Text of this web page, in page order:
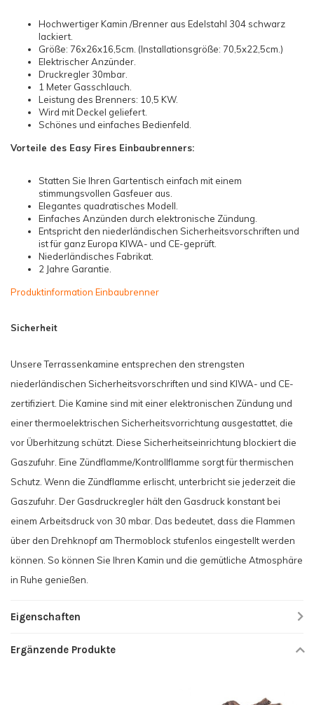
Hochwertiger Kamin /Brenner aus Edelstahl 304 schwarz
lackiert.
Größe: 76x26x16,5cm. (Installationsgröße: 70,5x22,5cm.)
Elektrischer Anzünder.
Druckregler 30mbar.
1 Meter Gasschlauch.
Leistung des Brenners: 10,5 KW.
Wird mit Deckel geliefert.
Schönes und einfaches Bedienfeld.
Vorteile des Easy Fires Einbaubrenners:
Statten Sie Ihren Gartentisch einfach mit einem
stimmungsvollen Gasfeuer aus.
Elegantes quadratisches Modell.
Einfaches Anzünden durch elektronische Zündung.
Entspricht den niederländischen Sicherheitsvorschriften und
ist für ganz Europa KIWA- und CE-geprüft.
Niederländisches Fabrikat.
2 Jahre Garantie.
Produktinformation Einbaubrenner
Sicherheit
Unsere Terrassenkamine entsprechen den strengsten
niederländischen Sicherheitsvorschriften und sind KIWA- und CE-
zertifiziert. Die Kamine sind mit einer elektronischen Zündung und
einer thermoelektrischen Sicherheitsvorrichtung ausgestattet, die
vor Überhitzung schützt. Diese Sicherheitseinrichtung blockiert die
Gaszufuhr. Eine Zündflamme/Kontrollflamme sorgt für thermischen
Schutz. Wenn die Zündflamme erlischt, unterbricht sie jederzeit die
Gaszufuhr. Der Gasdruckregler hält den Gasdruck konstant bei
einem Arbeitsdruck von 30 mbar. Das bedeutet, dass die Flammen
über den Drehknopf am Thermoblock stufenlos eingestellt werden
können. So können Sie Ihren Kamin und die gemütliche Atmosphäre
in Ruhe genießen.
Eigenschaften
Ergänzende Produkte